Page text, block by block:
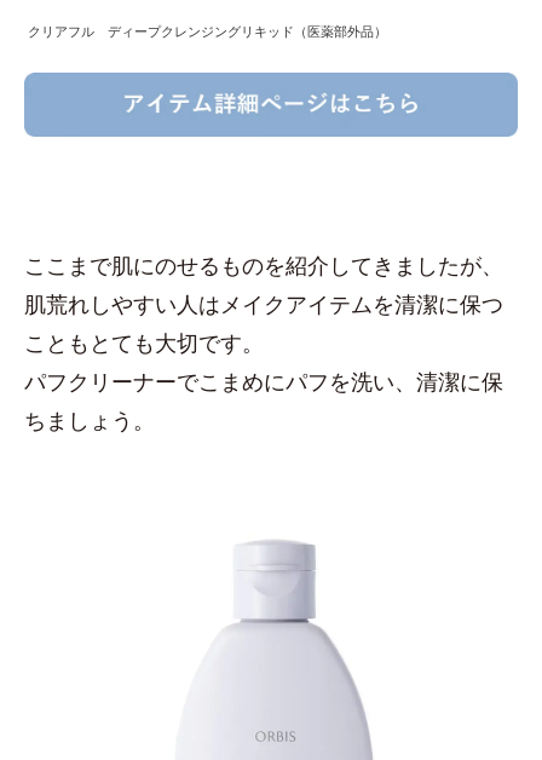
クリアフル ディープクレンジングリキッド（医薬部外品）
ここまで肌にのせるものを紹介してきましたが、
肌荒れしやすい人はメイクアイテムを清潔に保つ
こともとても大切です。
パフクリーナーでこまめにパフを洗い、清潔に保
ちましょう。